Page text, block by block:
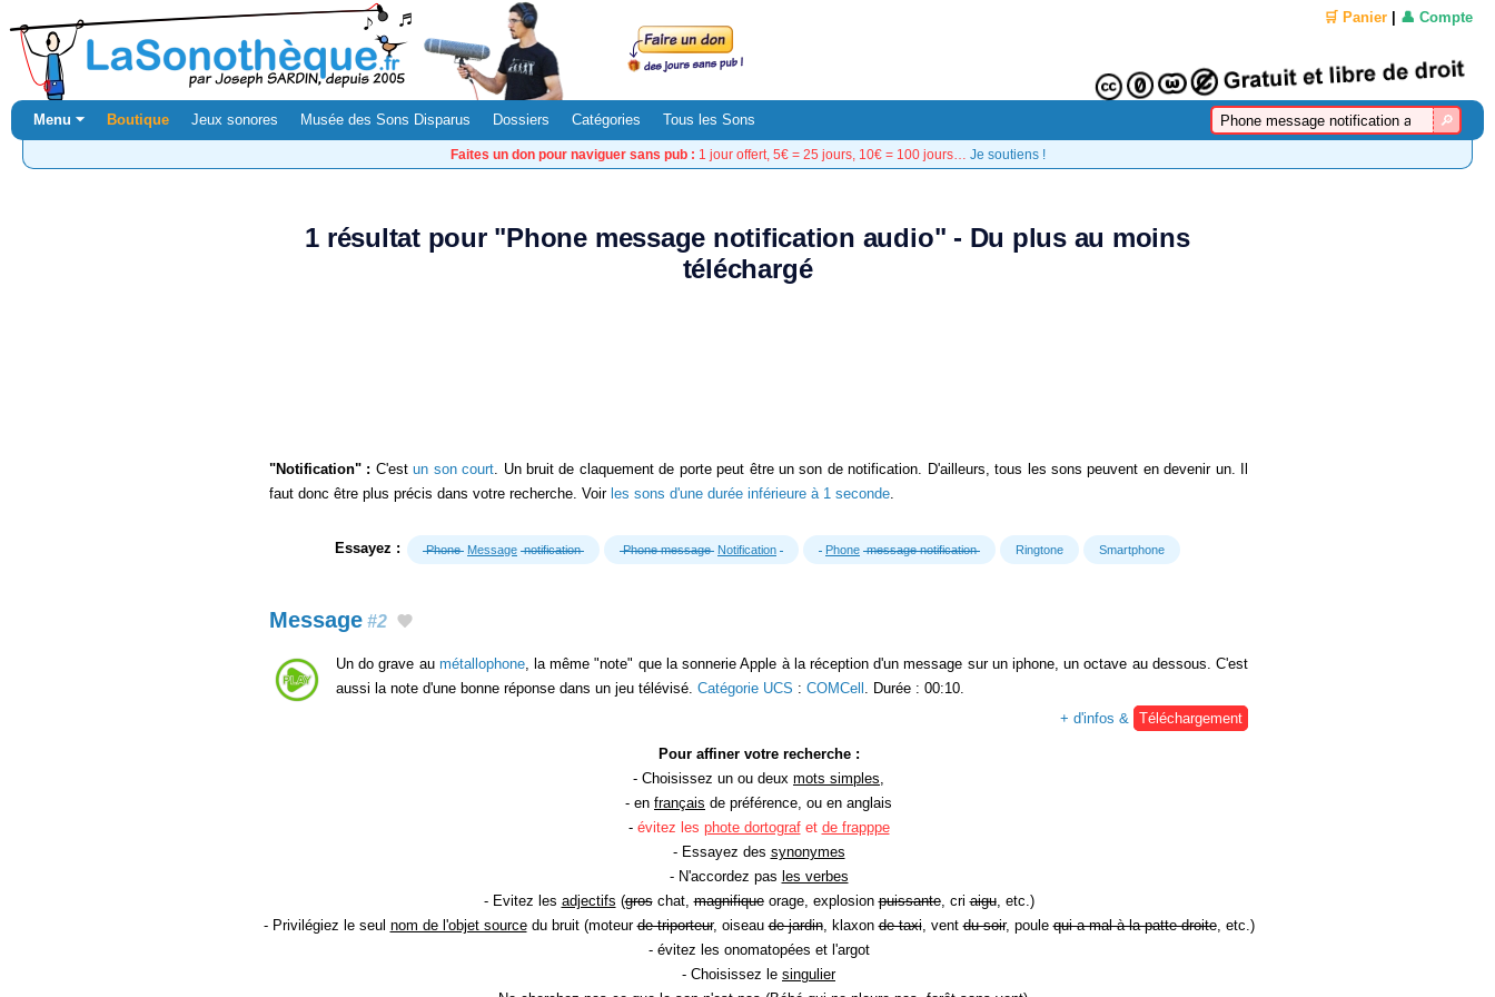
🛒 Panier 👤 Compte
Menu ⏷ Boutique Jeux sonores Musée des Sons Disparus Dossiers Catégories Tous les Sons
Faites un don pour naviguer sans pub : 1 jour offert, 5€ = 25 jours, 10€ = 100 jours… Je soutiens !
1 résultat pour "Phone message notification audio" - Du plus au moins
téléchargé
"Notification" : C'estun son court. Un bruit de claquement de porte peut être un son de notification. D'ailleurs, tous les sons peuvent en devenir un. Il
faut donc être plus précis dans votre recherche. Voir les sons d'une durée inférieure à 1 seconde.
Essayez : Phone Message notification Phone message Notification Phone message notification Ringtone Smartphone
Message #2
Un do grave au métallophone, la même "note" que la sonnerie Apple à la réception d'un message sur un iphone, un octave au dessous. C'est
aussi la note d'une bonne réponse dans un jeu télévisé. Catégorie UCS : COMCell
. Durée : 00:10.
+ d'infos &
Téléchargement
Pour affiner votre recherche :
- Choisissez un ou deux mots simples
- en français de préférence, ou en anglais
- évitez les phote dortografet de frapppe
- Essayez des synonymes
- N'accordez pas les verbes
- Evitez les adjectifs (groschat,magnifiqueorage, explosionpuissante, criaigu, etc.)
- Privilégiez le seul nom de l'objet sourcedu bruit (moteurde triporteur, oiseaude jardin, klaxonde taxi, ventdu soir, poulequi a mal à la patte droite, etc.)
- évitez les onomatopées et l'argot
- Choisissez le singulier